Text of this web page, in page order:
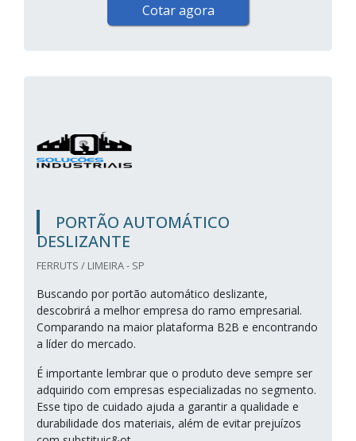
Cotar agora
PORTÃO AUTOMÁTICO
DESLIZANTE
FERRUTS / LIMEIRA - SP
Buscando por portão automático deslizante,
descobrirá a melhor empresa do ramo empresarial.
Comparando na maior plataforma B2B e encontrando
a líder do mercado.
É importante lembrar que o produto deve sempre ser
adquirido com empresas especializadas no segmento.
Esse tipo de cuidado ajuda a garantir a qualidade e
durabilidade dos materiais, além de evitar prejuízos